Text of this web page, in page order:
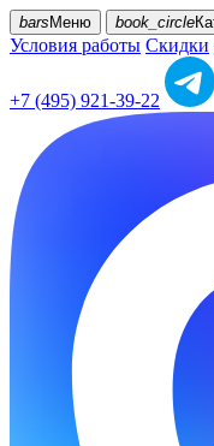
bars Меню book_circle
Условия работы Скидки
+7 (495) 921-39-22